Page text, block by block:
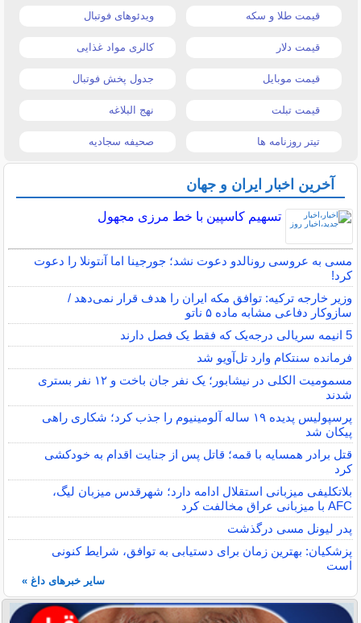
قیمت طلا و سکه ویدئوهای فوتبال
قیمت دلار کالری مواد غذایی
قیمت موبایل جدول پخش فوتبال
قیمت تبلت نهج البلاغه
تیتر روزنامه ها صحیفه سجادیه
آخرین اخبار ایران و جهان
تسهیم کاسپین با خط مرزی مجهول
مسی به عروسی رونالدو دعوت نشد؛ جورجینا اما آنتونلا را دعوت
کرد!
وزیر خارجه ترکیه: توافق مکه ایران را هدف قرار نمی‌دهد /
سازوکار دفاعی مشابه ماده ۵ ناتو
5 انیمه سریالی درجه‌یک که فقط یک فصل دارند
فرمانده سنتکام وارد تل‌آویو شد
مسمومیت الکلی در نیشابور؛ یک نفر جان باخت و ۱۲ نفر بستری
شدند
پرسپولیس پدیده ۱۹ ساله آلومینیوم را جذب کرد؛ شکاری راهی
پیکان شد
قتل برادر همسایه با قمه؛ قاتل پس از جنایت اقدام به خودکشی
کرد
بلاتکلیفی میزبانی استقلال ادامه دارد؛ شهرقدس میزبان لیگ،
AFC با میزبانی عراق مخالفت کرد
پدر لیونل مسی درگذشت
پزشکیان: بهترین زمان برای دستیابی به توافق، شرایط کنونی
است
سایر خبرهای داغ »